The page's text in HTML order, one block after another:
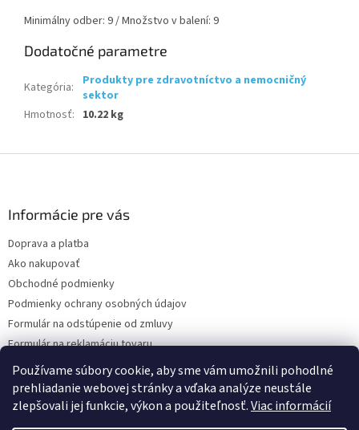
Používame súbory cookie, aby sme vám umožnili pohodlné
prehliadanie webovej stránky a vďaka analýze neustále
zlepšovali jej funkcie, výkon a použiteľnosť.Viac informácií
Minimálny odber: 9 / Množstvo v balení: 9
Dodatočné parametre
Kategória:
Produkty pre zdravotníctvo a nemocničný
sektor
Hmotnosť: 10.22 kg
Informácie pre vás
Doprava a platba
Ako nakupovať
Obchodné podmienky
Podmienky ochrany osobných údajov
Formulár na odstúpenie od zmluvy
Formulár na reklamáciu tovaru
Kontakty